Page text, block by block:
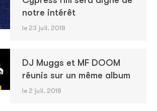
notre intérêt
le 23 juil. 2018
DJ Muggs et MF DOOM
réunis sur un même album
le 2 juil. 2018